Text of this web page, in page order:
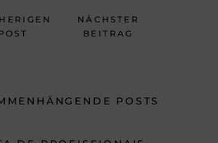
NÄCHSTER
BEITRAG
POSTS